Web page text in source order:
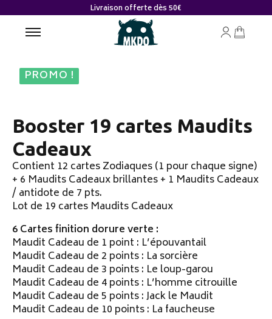
Livraison offerte dès 50€
PROMO !
Booster 19 cartes Maudits
Cadeaux
Contient 12 cartes Zodiaques (1 pour chaque signe)
+ 6 Maudits Cadeaux brillantes + 1 Maudits Cadeaux
/ antidote de 7 pts.
Lot de 19 cartes Maudits Cadeaux
6 Cartes finition dorure verte :
Maudit Cadeau de 1 point : L’épouvantail
Maudit Cadeau de 2 points : La sorcière
Maudit Cadeau de 3 points : Le loup-garou
Maudit Cadeau de 4 points : L’homme citrouille
Maudit Cadeau de 5 points : Jack le Maudit
Maudit Cadeau de 10 points : La faucheuse